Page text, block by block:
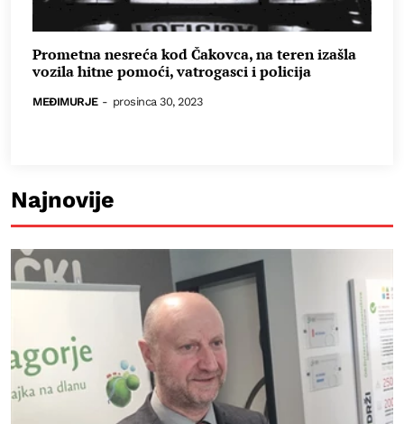
Prometna nesreća kod Čakovca, na teren izašla
vozila hitne pomoći, vatrogasci i policija
MEĐIMURJE - prosinca 30, 2023
Najnovije